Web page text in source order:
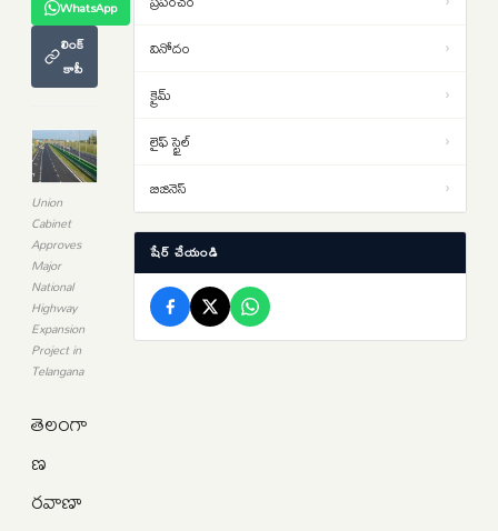
WhatsApp
లింక్
కాపీ
Union
Cabinet
Approves
Major
National
Highway
Expansion
Project in
Telangana
తెలంగా
ణ
రవాణా
నాగార్జునసాగర్‌లో ముహూర్తం ఫిక్స్
అనుమతి రద్దుపై రాహుల్ మండిపాటు
12:24పార్టీ విరాళాల స్వీకరణలో డీఎంకే టాప్…
రూ. 140 కోట్లతో వైసీపీ 3వ
స్థానం..టీడీపీది 4వ స్థానం
వినోదం ›
క్రైమ్ ›
లైఫ్ స్టైల్ ›
బిజినెస్ ›
షేర్ చేయండి